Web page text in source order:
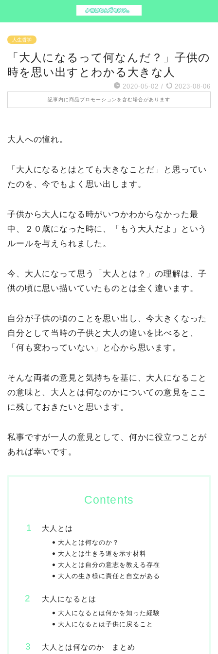
人生哲学
「大人になるって何なんだ？」子供の
時を思い出すとわかる大きな人
2020-05-02 / 2023-08-06
記事内に商品プロモーションを含む場合があります
大人への憧れ。
「大人になるとはとても大きなことだ」と思ってい
たのを、今でもよく思い出します。
子供から大人になる時がいつかわからなかった最
中、２０歳になった時に、「もう大人だよ」という
ルールを与えられました。
今、大人になって思う「大人とは？」の理解は、子
供の頃に思い描いていたものとは全く違います。
自分が子供の頃のことを思い出し、今大きくなった
自分として当時の子供と大人の違いを比べると、
「何も変わっていない」と心から思います。
そんな両者の意見と気持ちを基に、大人になること
の意味と、大人とは何なのかについての意見をここ
に残しておきたいと思います。
私事ですが一人の意見として、何かに役立つことが
あれば幸いです。
Contents
大人とは
大人とは何なのか？
大人とは生きる道を示す材料
大人とは自分の意志を教える存在
大人の生き様に責任と自立がある
大人になるとは
大人になるとは何かを知った経験
大人になるとは子供に戻ること
大人とは何なのか まとめ